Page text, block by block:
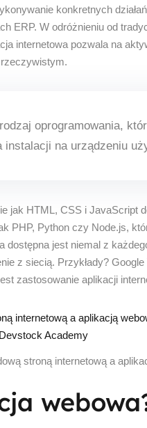
konkretnych
ERP. W odróżnieniu od
internetowa pozwala na
oprogramowania,
instalacji na urządzeniu
jak HTML, CSS i JavaScript
PHP, Python czy Node.js,
dostępna jest niemal z
z siecią. Przykłady?
zastosowanie aplikacji
stroną internetową a